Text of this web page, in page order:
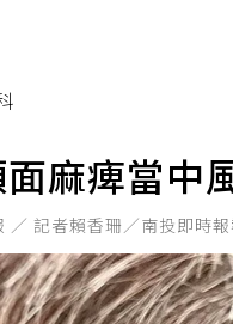
麻痺當中
／ 記者賴香珊／南投即時報